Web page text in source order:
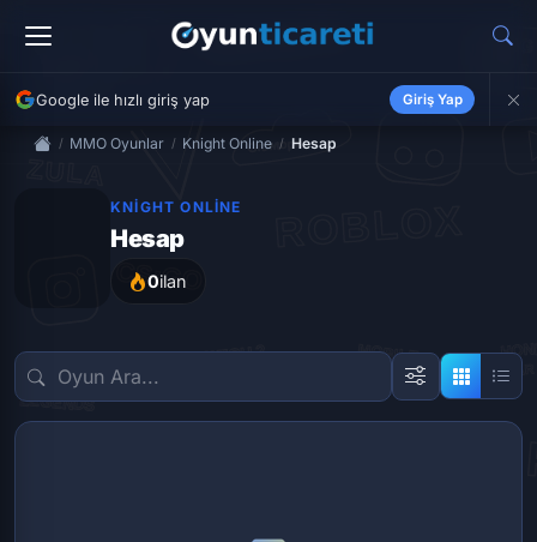
Google ile hızlı giriş yap Giriş Yap
MMO Oyunlar Knight Online Hesap
KNIGHT ONLINE
Hesap
0ilan